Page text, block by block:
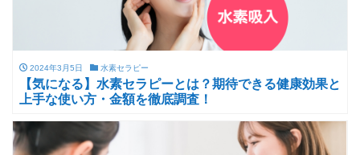
2024年3月5日 水素セラピー
【気になる】水素セラピーとは？期待できる健康効果と
上手な使い方・金額を徹底調査！